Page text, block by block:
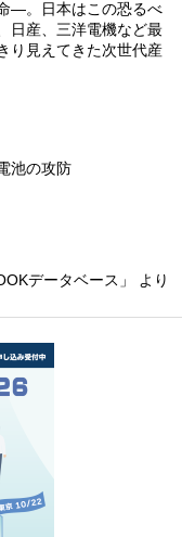
—。日本はこの恐るべ
日産、三洋電機など最
り見えてきた次世代産
池の攻防
データベース」 より